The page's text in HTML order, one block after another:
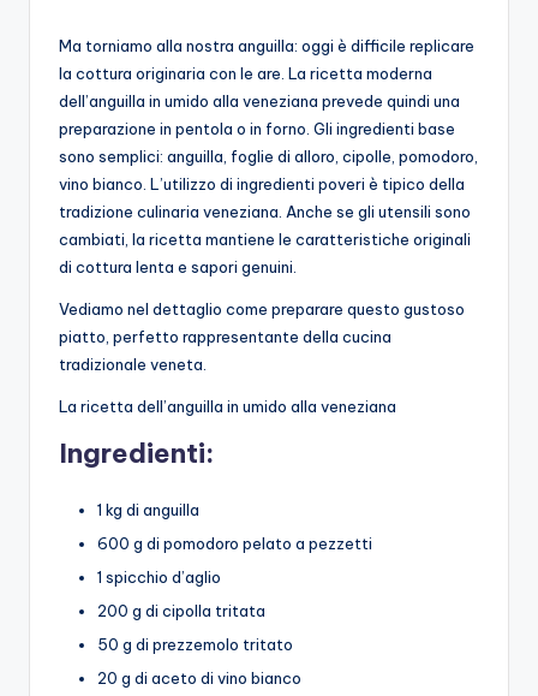
Ma torniamo alla nostra anguilla: oggi è difficile replicare
la cottura originaria con le are. La ricetta moderna
dell’anguilla in umido alla veneziana prevede quindi una
preparazione in pentola o in forno. Gli ingredienti base
sono semplici: anguilla, foglie di alloro, cipolle, pomodoro,
vino bianco. L’utilizzo di ingredienti poveri è tipico della
tradizione culinaria veneziana. Anche se gli utensili sono
cambiati, la ricetta mantiene le caratteristiche originali
di cottura lenta e sapori genuini.
Vediamo nel dettaglio come preparare questo gustoso
piatto, perfetto rappresentante della cucina
tradizionale veneta.
La ricetta dell’anguilla in umido alla veneziana
Ingredienti:
1 kg di anguilla
600 g di pomodoro pelato a pezzetti
1 spicchio d’aglio
200 g di cipolla tritata
50 g di prezzemolo tritato
20 g di aceto di vino bianco